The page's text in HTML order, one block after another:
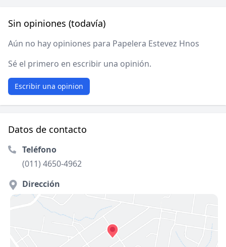
Sin opiniones (todavía)
Aún no hay opiniones para Papelera Estevez Hnos
Sé el primero en escribir una opinión.
Escribir una opinion
Datos de contacto
Teléfono
(011) 4650-4962
Dirección